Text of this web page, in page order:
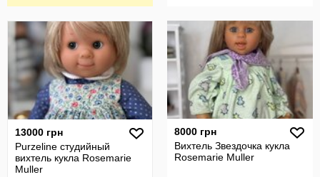
13000 грн
Purzeline студийный
вихтель кукла Rosemarie
Muller
8000 грн
Вихтель Звездочка кукла
Rosemarie Muller